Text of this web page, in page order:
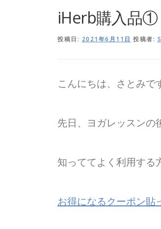
iHerb購入品①
投稿日: 2021年6月11日 投稿者:
こんにちは、さとみで
先日、ヨガレッスンの
知っててよく利用する
お得になるクーポン貼